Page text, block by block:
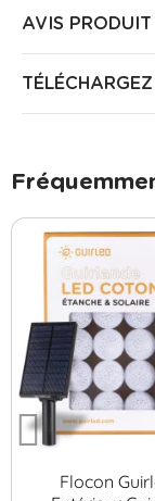
AVIS PRODUIT
Flocon